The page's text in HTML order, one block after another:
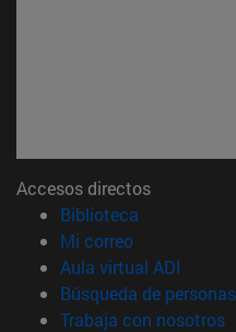
Accesos directos
Biblioteca
Mi correo(abre en
Aula virtual ADI
Búsqueda de personas
Trabaja con nosotros